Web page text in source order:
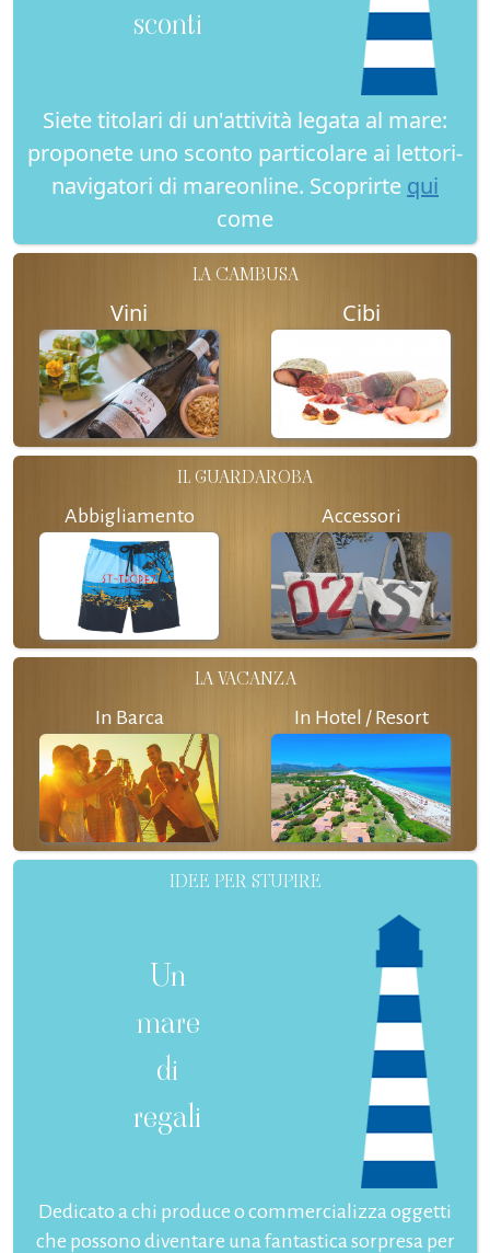
sconti
Siete titolari di un'attività legata al mare:
proponete uno sconto particolare ai lettori-
navigatori di mareonline. Scoprirte qui
come
LA CAMBUSA
Vini Cibi
IL GUARDAROBA
Abbigliamento Accessori
LA VACANZA
In Barca In Hotel / Resort
IDEE PER STUPIRE
Un
mare
di
regali
Dedicato a chi produce o commercializza oggetti
che possono diventare una fantastica sorpresa per